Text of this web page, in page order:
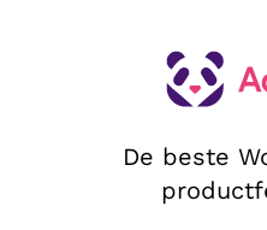
De beste